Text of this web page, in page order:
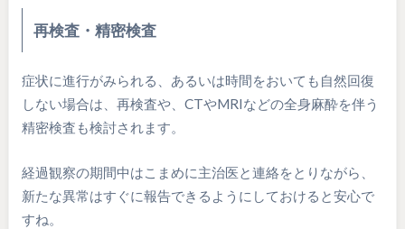
再検査・精密検査
症状に進行がみられる、あるいは時間をおいても自然回復
しない場合は、再検査や、CTやMRIなどの全身麻酔を伴う
精密検査も検討されます。
経過観察の期間中はこまめに主治医と連絡をとりながら、
新たな異常はすぐに報告できるようにしておけると安心で
すね。